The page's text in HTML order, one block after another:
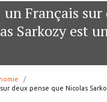
un Français sur
Sarkozy est
deux pense que Nicolas